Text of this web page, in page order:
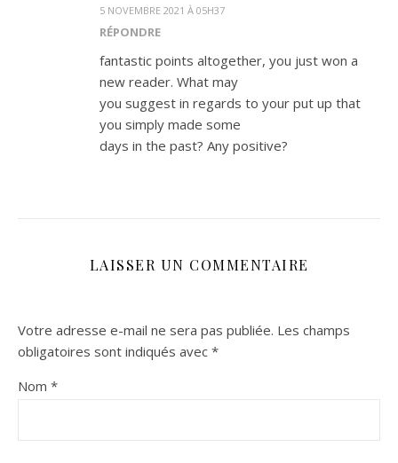
5 NOVEMBRE 2021 À 05H37
RÉPONDRE
fantastic points altogether, you just won a
new reader. What may
you suggest in regards to your put up that
you simply made some
days in the past? Any positive?
LAISSER UN COMMENTAIRE
Votre adresse e-mail ne sera pas publiée. Les champs
obligatoires sont indiqués avec *
Nom *